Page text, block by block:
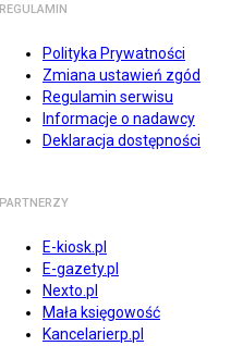
REGULAMIN
Polityka Prywatności
Zmiana ustawień zgód
Regulamin serwisu
Informacje o nadawcy
Deklaracja dostępności
PARTNERZY
E-kiosk.pl
E-gazety.pl
Nexto.pl
Mała księgowość
Kancelarierp.pl